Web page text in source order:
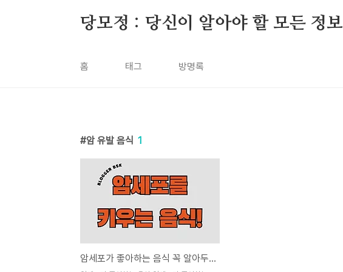
당모정 : 당신이 알아야 할 모든 정보
홈 태그 방명록
암 유발 음식 1
암세포가 좋아하는 음식 꼭 알아두세요!